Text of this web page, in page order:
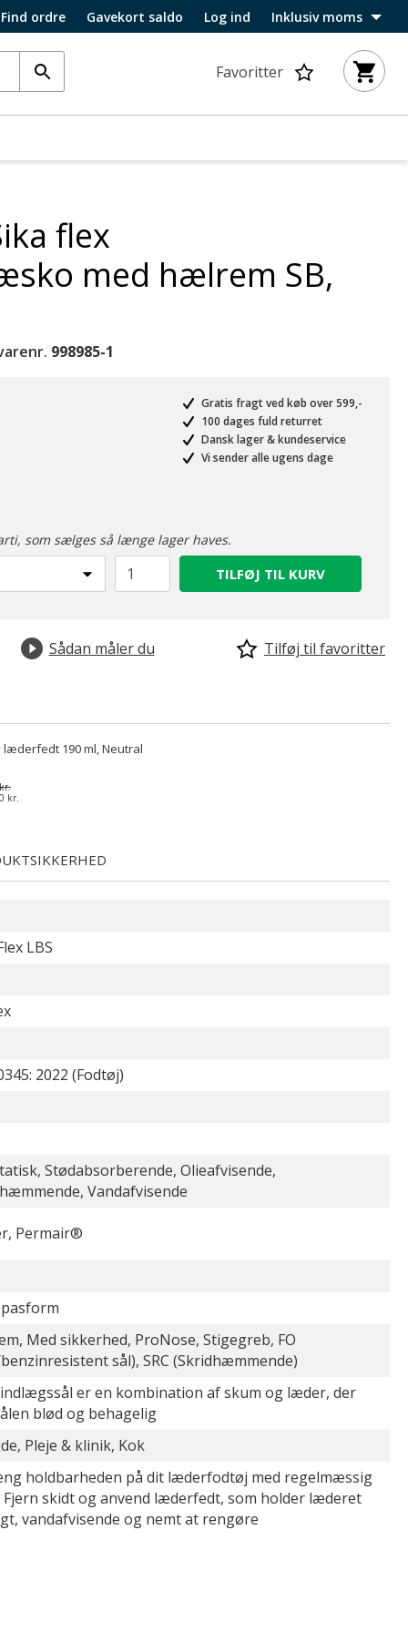
Find ordre Gavekort saldo Log ind Inklusiv moms
Favoritter
flex
med hælrem SB,
998985-1
Gratis fragt ved køb over 599,-
100 dages fuld returret
Dansk lager & kundeservice
Vi sender alle ugens dage
som sælges så længe lager haves.
TILFØJ TIL KURV
Sådan måler du Tilføj til favoritter
læderfedt 190 ml, Neutral
kr.
LBS
2022 (Fodtøj)
Stødabsorberende, Olieafvisende,
Vandafvisende
Permair®
Med sikkerhed, ProNose, Stigegreb, FO
sål), SRC (Skridhæmmende)
indlægssål er en kombination af skum og læder, der
blød og behagelig
Pleje & klinik, Kok
holdbarheden på dit læderfodtøj med regelmæssig
Fjern skidt og anvend læderfedt, som holder læderet
vandafvisende og nemt at rengøre